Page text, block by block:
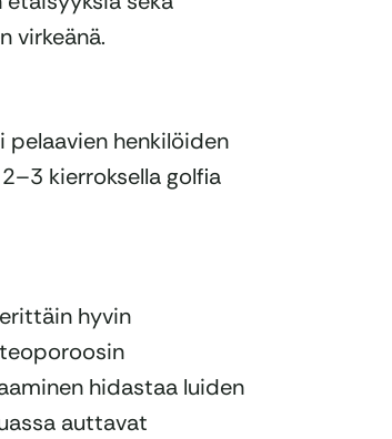
virkeänä.
pelaavien henkilöiden
kierroksella golfia
hyvin
hidastaa luiden
auttavat